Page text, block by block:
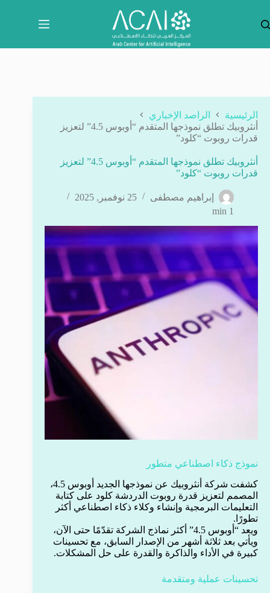
المحتوى
الرئيسية
الراصد الإخباري
أنثروبيك تطلق نموذجها المتقدم “أوبوس 4.5” لتعزيز
قدرات روبوت “كلود”
أنثروبيك تطلق نموذجها المتقدم “أوبوس 4.5” لتعزيز
قدرات روبوت “كلود”
إبراهيم مصطفى
25 نوفمبر, 2025
1 min
نموذج ذكاء اصطناعي متطور
كشفت شركة أنثروبيك عن نموذجها الجديد أوبوس 4.5،
المصمم لتعزيز قدرة روبوت الدردشة كلود على كتابة
التعليمات البرمجية وإنشاء وكلاء ذكاء اصطناعي أكثر
تطورًا.
ويعد “أوبوس 4.5” أكثر نماذج الشركة تقدّمًا حتى الآن،
ويأتي بعد ثلاثة أشهر من الإصدار السابق، مع تحسينات
كبيرة في الأداء والذاكرة والقدرة على حل المشكلات.
تحسينات عملية ومتقدمة